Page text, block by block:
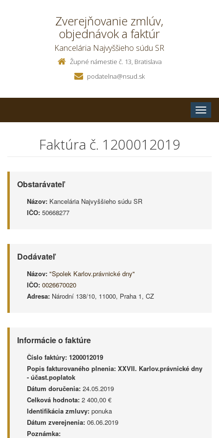
Zverejňovanie zmlúv,
objednávok a faktúr
Kancelária Najvyššieho súdu SR
Župné námestie č. 13, Bratislava
podatelna@nsud.sk
Toggle
Faktúra č. 1200012019
Obstarávateľ
Názov: Kancelária Najvyššieho súdu SR
IČO: 50668277
Dodávateľ
Názov: "Spolek Karlov.právnické dny"
IČO: 0026670020
Adresa: Národní 138/10, 11000, Praha 1, CZ
Informácie o faktúre
Číslo faktúry: 1200012019
Popis fakturovaného plnenia: XXVII. Karlov.právnické dny
- účast.poplatok
Dátum doručenia: 24.05.2019
Celková hodnota: 2 400,00 €
Identifikácia zmluvy: ponuka
Dátum zverejnenia: 06.06.2019
Poznámka: